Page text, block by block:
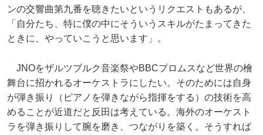
ンの交響曲第九番を聴きたいというリクエストもあるが、
「自分たち、特に僕の中にそういうスキルがたまってきた
ときに、やっていこうと思います」。
JNOをザルツブルク音楽祭やBBCプロムスなど世界の檜
舞台に招かれるオーケストラにしたい。そのためには自身
が弾き振り（ピアノを弾きながら指揮をする）の技術を高
めることが近道だと反田は考えている。海外のオーケスト
ラを弾き振りして腕を磨き、つながりを築く。そうすれば